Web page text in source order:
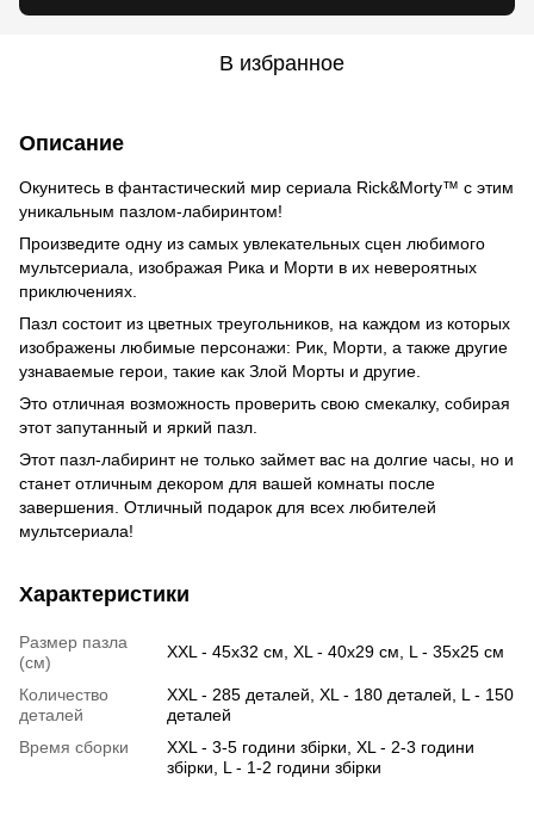
В избранное
Описание
Окунитесь в фантастический мир сериала Rick&Morty™ с этим
уникальным пазлом-лабиринтом!
Произведите одну из самых увлекательных сцен любимого
мультсериала, изображая Рика и Морти в их невероятных
приключениях.
Пазл состоит из цветных треугольников, на каждом из которых
изображены любимые персонажи: Рик, Морти, а также другие
узнаваемые герои, такие как Злой Морты и другие.
Это отличная возможность проверить свою смекалку, собирая
этот запутанный и яркий пазл.
Этот пазл-лабиринт не только займет вас на долгие часы, но и
станет отличным декором для вашей комнаты после
завершения. Отличный подарок для всех любителей
мультсериала!
Характеристики
Размер пазла
(см)
XXL - 45х32 см, XL - 40х29 см, L - 35х25 см
Количество
деталей
XXL - 285 деталей, XL - 180 деталей, L - 150
деталей
Время сборки
XXL - 3-5 години збірки, XL - 2-3 години
збірки, L - 1-2 години збірки